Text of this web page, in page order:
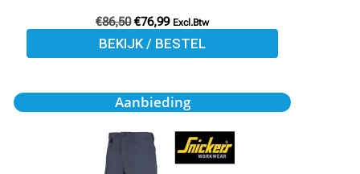
€86,50 €76,99 Excl.Btw
BEKIJK / BESTEL
Aanbieding
Oorspronkelijke
prijs
€64,01.
Huidige
prijs
€57,61.
Dit
heeft
meerdere